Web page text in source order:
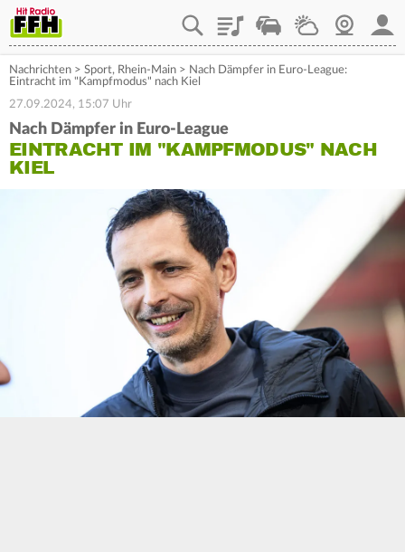
PlaylistStaupilotWetterWebcam
Nachrichten > Sport, Rhein-Main > Nach Dämpfer in Euro-League:
Eintracht im "Kampfmodus" nach Kiel
27.09.2024, 15:07 Uhr
Nach Dämpfer in Euro-League
EINTRACHT IM "KAMPFMODUS" NACH
KIEL